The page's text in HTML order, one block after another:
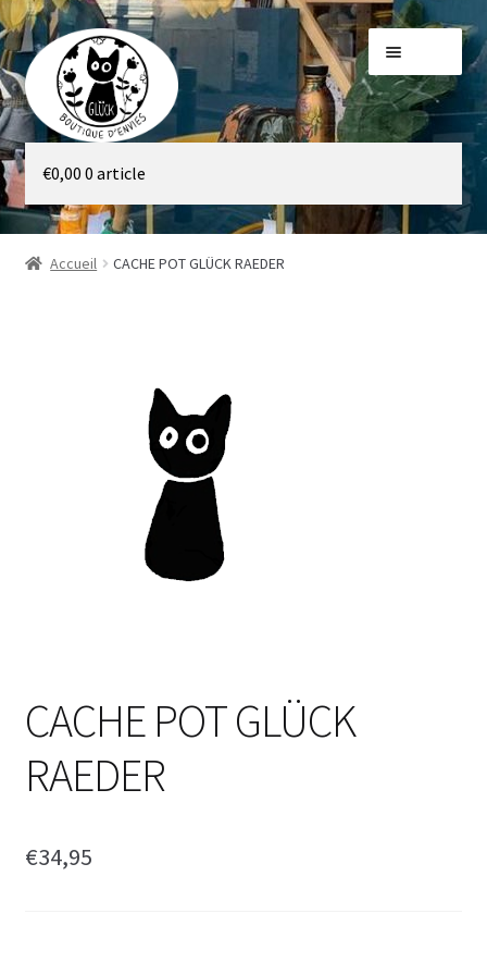
Aller
à
la
navigation
Aller
au
contenu
Galerie
Boutique
€0,00 0 article
Accueil CACHE POT GLÜCK RAEDER
CACHE POT GLÜCK
RAEDER
€34,95